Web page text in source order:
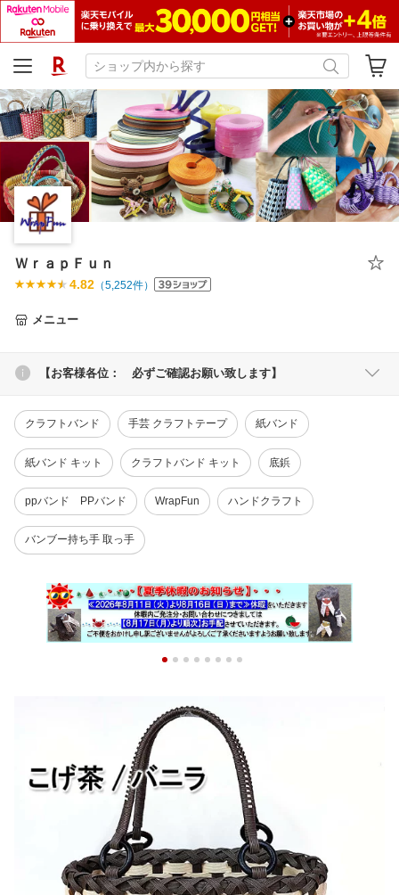
ＷｒａｐＦｕｎ
4.82 （5,252件）
メニュー
【お客様各位： 必ずご確認お願い致します】
クラフトバンド 手芸 クラフトテープ 紙バンド
紙バンド キット クラフトバンド キット 底鋲
ppバンド PPバンド WrapFun ハンドクラフト
バンブー持ち手 取っ手